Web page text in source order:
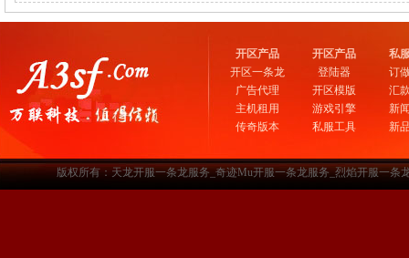
开区产品
开区一条龙
广告代理
主机租用
传奇版本
开区产品
登陆器
开区模版
游戏引擎
私服工具
私
订
汇
新
新
版权所有：天龙开服一条龙服务_奇迹Mu开服一条龙服务_烈焰开服一条